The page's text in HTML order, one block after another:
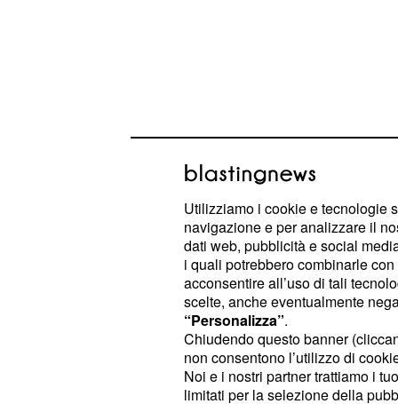
La giovane non la prenderà
Manuel per poi decidere di
volta per capire se lo ama ancora
convincerà che sia stato Santos
l'invito alla duchessaCarrille
Utilizziamo i cookie e tecnologie
navigazione e per analizzare il
dati web, pubblicità e social
i quali potrebbero combinarle
acconsentire all’uso di tali
scelte, anche eventualmente
“Personalizza”.
Chiudendo questo banner
non consentono l’utilizzo di
Noi e i nostri partner trattiamo i
limitati per la selezione della